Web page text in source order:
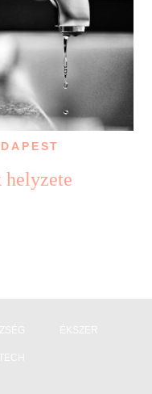
helyzete